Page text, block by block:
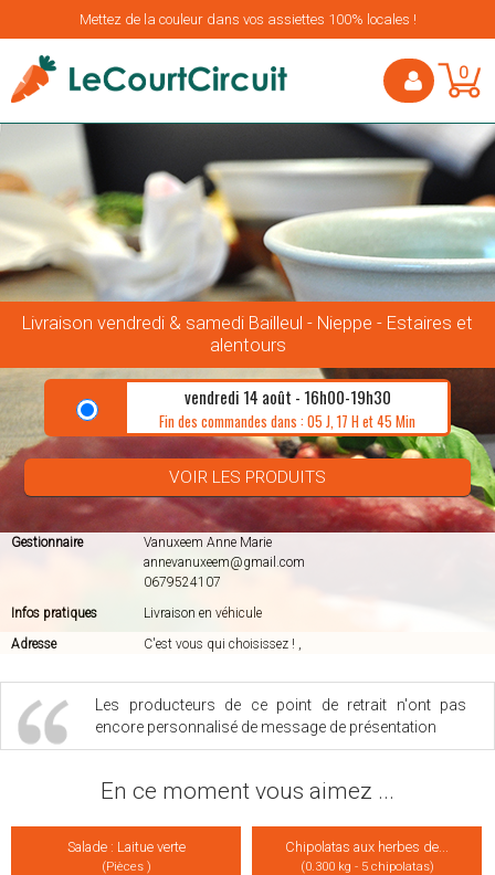
Mettez de la couleur dans vos assiettes 100% locales !
0
Livraison vendredi & samedi Bailleul - Nieppe - Estaires et
alentours
vendredi 14 août - 16h00-19h30
Fin des commandes dans : 05 J, 17 H et 45 Min
VOIR LES PRODUITS
Gestionnaire
Vanuxeem Anne Marie
annevanuxeem@gmail.com
0679524107
Infos pratiques
Livraison en véhicule
Adresse
C'est vous qui choisissez ! ,
Les producteurs de ce point de retrait n'ont pas
encore personnalisé de message de présentation
En ce moment vous aimez ...
Salade : Laitue verte
(Pièces )
Chipolatas aux herbes de...
(0.300 kg - 5 chipolatas)